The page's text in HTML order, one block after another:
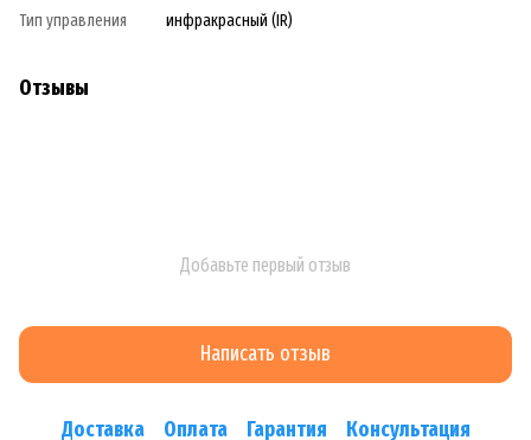
Тип управления инфракрасный (IR)
Отзывы
Добавьте первый отзыв
Написать отзыв
Доставка Оплата Гарантия Консультация